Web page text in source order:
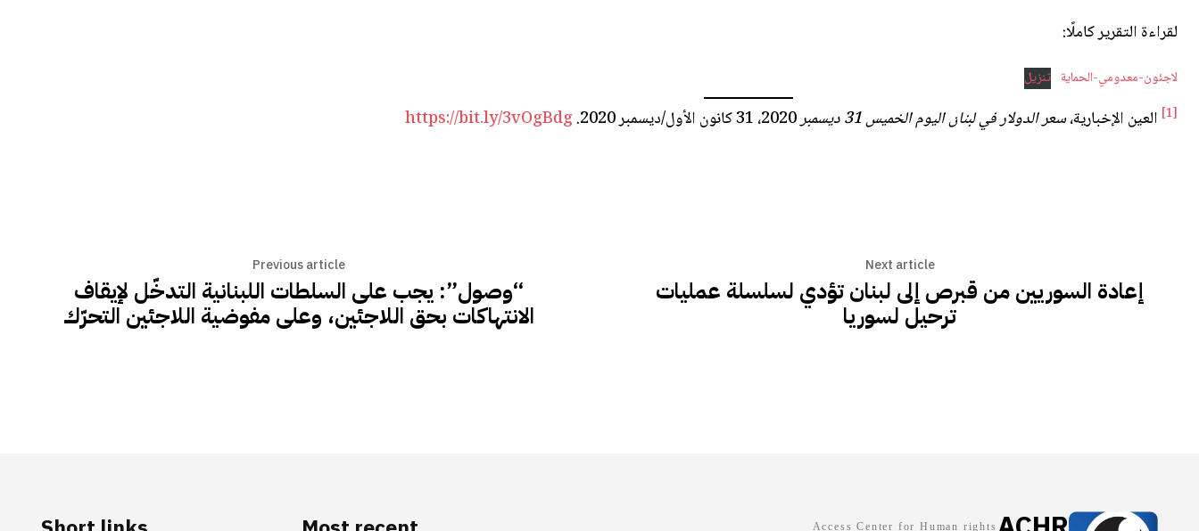
لقراءة التقرير كاملًا:
لاجئون-معدومي-الحماية تنزيل
[1] العين الإخبارية،سعر الدولار في لبنان اليوم الخميس 31 ديسمبر 2020، 31 كانون الأول/ديسمبر 2020. https://bit.ly/3vOgBdg
Previous article
“وصول”: يجب على السلطات اللبنانية التدخّل لإيقاف
الانتهاكات بحق اللاجئين، وعلى مفوضية اللاجئين التحرّك
Next article
إعادة السوريين من قبرص إلى لبنان تؤدي لسلسلة عمليات
ترحيل لسوريا
Access Center for Human rights